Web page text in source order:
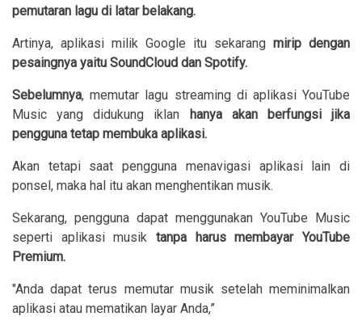
pemutaran lagu di latar belakang.
Artinya, aplikasi milik Google itu sekarang mirip dengan
pesaingnya yaitu SoundCloud dan Spotify.
Sebelumnya, memutar lagu streaming di aplikasi YouTube
Music yang didukung iklan hanya akan berfungsi jika
pengguna tetap membuka aplikasi.
Akan tetapi saat pengguna menavigasi aplikasi lain di
ponsel, maka hal itu akan menghentikan musik.
Sekarang, pengguna dapat menggunakan YouTube Music
seperti aplikasi musik tanpa harus membayar YouTube
Premium.
"Anda dapat terus memutar musik setelah meminimalkan
aplikasi atau mematikan layar Anda,”